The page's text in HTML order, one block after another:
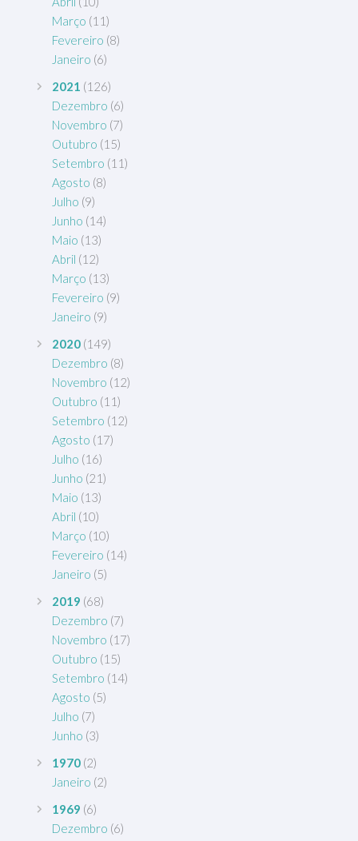
Março (11)
Fevereiro (8)
Janeiro (6)
2021 (126)
Dezembro (6)
Novembro (7)
Outubro (15)
Setembro (11)
Agosto (8)
Julho (9)
Junho (14)
Maio (13)
Abril (12)
Março (13)
Fevereiro (9)
Janeiro (9)
2020 (149)
Dezembro (8)
Novembro (12)
Outubro (11)
Setembro (12)
Agosto (17)
Julho (16)
Junho (21)
Maio (13)
Abril (10)
Março (10)
Fevereiro (14)
Janeiro (5)
2019 (68)
Dezembro (7)
Novembro (17)
Outubro (15)
Setembro (14)
Agosto (5)
Julho (7)
Junho (3)
1970 (2)
Janeiro (2)
1969 (6)
Dezembro (6)